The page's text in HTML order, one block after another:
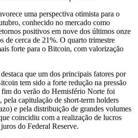
uma perspectiva otimista para o
conhecido no mercado como
positivos em nove dos últimos onze
de cerca de 21%. O quarto trimestre
forte para o Bitcoin, com valorização
que um dos principais fatores por
tem sido a forte redução na pressão
fim do verão do Hemisfério Norte foi
pela capitulação de short-term holders
e pela distribuição de grandes volumes
coincidiu com a realização de lucros
do Federal Reserve.